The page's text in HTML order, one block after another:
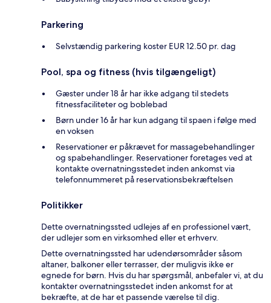
Parkering
Selvstændig parkering koster EUR 12.50 pr. dag
Pool, spa og fitness (hvis tilgængeligt)
Gæster under 18 år har ikke adgang til stedets
fitnessfaciliteter og boblebad
Børn under 16 år har kun adgang til spaen i følge med
en voksen
Reservationer er påkrævet for massagebehandlinger
og spabehandlinger. Reservationer foretages ved at
kontakte overnatningsstedet inden ankomst via
telefonnummeret på reservationsbekræftelsen
Politikker
Dette overnatningssted udlejes af en professionel vært,
der udlejer som en virksomhed eller et erhverv.
Dette overnatningssted har udendørsområder såsom
altaner, balkoner eller terrasser, der muligvis ikke er
egnede for børn. Hvis du har spørgsmål, anbefaler vi, at du
kontakter overnatningsstedet inden ankomst for at
bekræfte, at de har et passende værelse til dig.